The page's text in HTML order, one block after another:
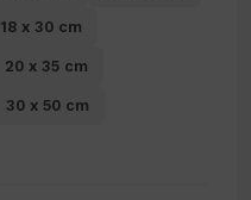
18 x 30 cm
20 x 35 cm
30 x 50 cm